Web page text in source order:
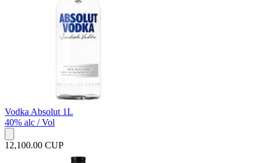
Vodka Absolut 1L
40% alc / Vol
12,100.00 CUP